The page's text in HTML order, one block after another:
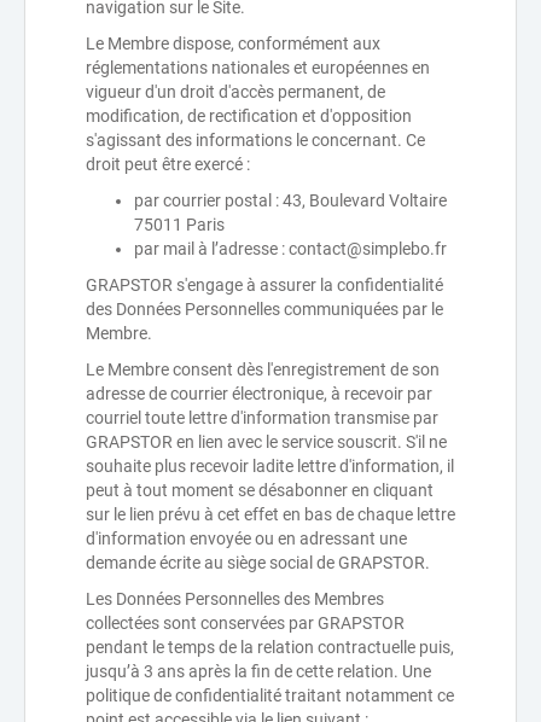
navigation sur le Site.
Le Membre dispose, conformément aux
réglementations nationales et européennes en
vigueur d'un droit d'accès permanent, de
modification, de rectification et d'opposition
s'agissant des informations le concernant. Ce
droit peut être exercé :
par courrier postal : 43, Boulevard Voltaire
75011 Paris
par mail à l’adresse : contact@simplebo.fr
GRAPSTOR s'engage à assurer la confidentialité
des Données Personnelles communiquées par le
Membre.
Le Membre consent dès l'enregistrement de son
adresse de courrier électronique, à recevoir par
courriel toute lettre d'information transmise par
GRAPSTOR en lien avec le service souscrit. S'il ne
souhaite plus recevoir ladite lettre d'information, il
peut à tout moment se désabonner en cliquant
sur le lien prévu à cet effet en bas de chaque lettre
d'information envoyée ou en adressant une
demande écrite au siège social de GRAPSTOR.
Les Données Personnelles des Membres
collectées sont conservées par GRAPSTOR
pendant le temps de la relation contractuelle puis,
jusqu’à 3 ans après la fin de cette relation. Une
politique de confidentialité traitant notamment ce